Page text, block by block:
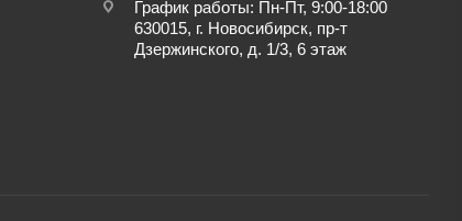
График работы: Пн-Пт, 9:00-18:00
630015, г. Новосибирск, пр-т
Дзержинского, д. 1/3, 6 этаж